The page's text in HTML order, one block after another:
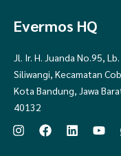
Evermos HQ
Jl. Ir. H. Juanda No.95, Lb.
Siliwangi, Kecamatan
Kota Bandung, Jawa
40132